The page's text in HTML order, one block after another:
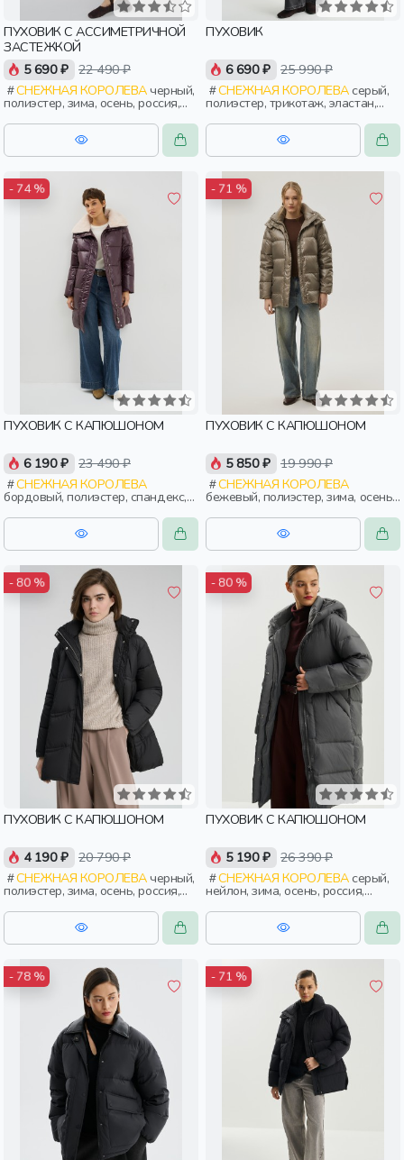
ПУХОВИК С АССИМЕТРИЧНОЙ
ЗАСТЕЖКОЙ
5 690 ₽ 22 490 ₽
СНЕЖНАЯ КОРОЛЕВАчерный,
полиэстер, зима, осень, россия,
широкие, прямые, застежка,
утепленные, кнопки, воротник,
воротник-стойка, женщины,
взрослые
ПУХОВИК
6 690 ₽ 25 990 ₽
СНЕЖНАЯ КОРОЛЕВАсерый,
полиэстер, трикотаж, эластан,
зима, осень, россия, женщины,
взрослые
- 74 %
ПУХОВИК С КАПЮШОНОМ
6 190 ₽ 23 490 ₽
СНЕЖНАЯ КОРОЛЕВА
бордовый, полиэстер, спандекс,
вискоза, трикотаж, мех, зима,
осень, россия, женщины,
- 71 %
ПУХОВИК С КАПЮШОНОМ
5 850 ₽ 19 990 ₽
СНЕЖНАЯ КОРОЛЕВА
бежевый, полиэстер, зима, осень,
россия, прямые, капюшон,
застежка, утепленные, ворот,
кнопки, прорези, карман,
воротник, воротник-стойка,
- 80 %
ПУХОВИК С КАПЮШОНОМ
4 190 ₽ 20 790 ₽
СНЕЖНАЯ КОРОЛЕВАчерный,
полиэстер, зима, осень, россия,
капюшон, застежка, утепленные,
стеганые, кнопки, прорези,
карман, воротник, воротник-
стойка, женщины, взрослые
- 80 %
ПУХОВИК С КАПЮШОНОМ
5 190 ₽ 26 390 ₽
СНЕЖНАЯ КОРОЛЕВАсерый,
нейлон, зима, осень, россия,
прямые, капюшон, женщины,
взрослые
- 78 % - 71 %